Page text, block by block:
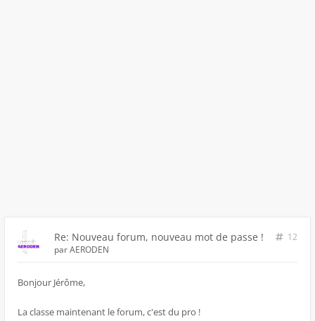
Re: Nouveau forum, nouveau mot de passe !
12
parAERODEN
Bonjour Jérôme,
La classe maintenant le forum, c'est du pro !